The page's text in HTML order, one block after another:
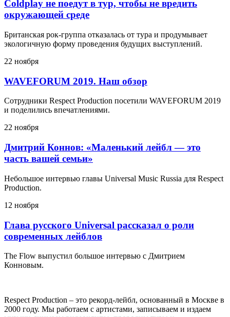
Coldplay не поедут в тур, чтобы не вредить
окружающей среде
Британская рок-группа отказалась от тура и продумывает
экологичную форму проведения будущих выступлений.
22 ноября
WAVEFORUM 2019. Наш обзор
Сотрудники Respect Production посетили WAVEFORUM 2019
и поделились впечатлениями.
22 ноября
Дмитрий Коннов: «Маленький лейбл — это
часть вашей семьи»
Небольшое интервью главы Universal Music Russia для Respect
Production.
12 ноября
Глава русского Universal рассказал о роли
современных лейблов
The Flow выпустил большое интервью с Дмитрием
Конновым.
Respect Production – это рекорд-лейбл, основанный в Москве в
2000 году. Мы работаем с артистами, записываем и издаем